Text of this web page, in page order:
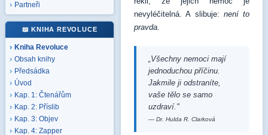
Partneři
📖 KNIHA REVOLUCE
Kniha Revoluce
Obsah knihy
Předsádka
Úvod
Kap. 1: Čtenářům
Kap. 2: Příslib
Kap. 3: Objev
Kap. 4: Zapper
nevyléčitelná. A slibuje: není to
pravda.
„Všechny nemoci mají
jednoduchou příčinu.
Jakmile ji odstraníte,
vaše tělo se samo
uzdraví."
— Dr. Hulda R. Clarková